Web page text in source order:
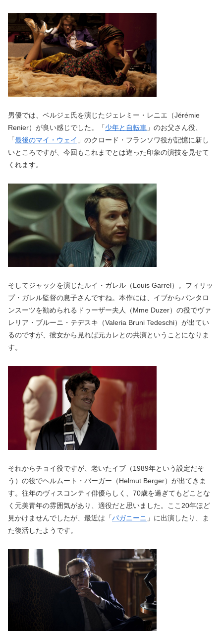
男優では、ベルジェ氏を演じたジェレミー・レニエ（Jérémie
Renier）が良い感じでした。「少年と自転車 」のお父さん役、
「最後のマイ・ウェイ 」のクロード・フランソワ役が記憶に新し
いところですが、今回もこれまでとは違った印象の演技を見せて
くれます。
そしてジャックを演じたルイ・ガレル（Louis Garrel）。フィリッ
プ・ガレル監督の息子さんですね。本作には、イブからパンタロ
ンスーツを勧められるドゥーザー夫人（Mme Duzer）の役でヴァ
レリア・ブルーニ・テデスキ（Valeria Bruni Tedeschi）が出てい
るのですが、彼女から見れば元カレとの共演ということになりま
す。
それからチョイ役ですが、老いたイブ（1989年という設定だそ
う）の役でヘルムート・バーガー（Helmut Berger）が出てきま
す。往年のヴィスコンティ俳優らしく、70歳を過ぎてもどことな
く元美青年の雰囲気があり、適役だと思いました。ここ20年ほど
見かけませんでしたが、最近は「パガニーニ 」に出演したり、ま
た復活したようです。